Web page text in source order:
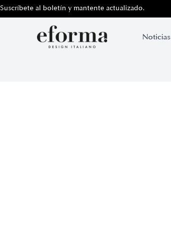
Suscríbete al boletín y mantente actualizado.
Noticias